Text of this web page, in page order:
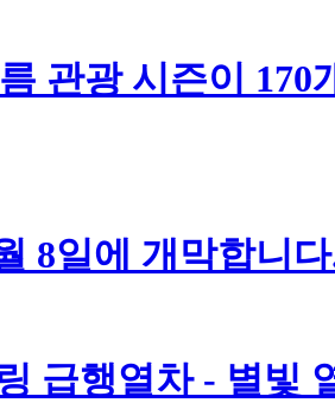
관광 시즌이
8일에 개막합니
급행열차 - 별빛